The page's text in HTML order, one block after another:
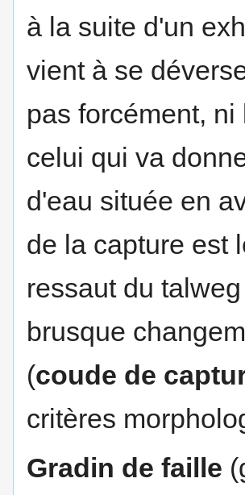
à la suite d'un
vient à se
pas forcément,
celui qui va
d'eau située en
de la capture est
ressaut du
brusque
(coude de
critères
Gradin de faille